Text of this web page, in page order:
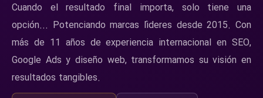
Cuando el resultado final importa, solo tiene una
opción... Potenciando marcas líderes desde 2015. Con
más de 11 años de experiencia internacional en SEO,
Google Ads y diseño web, transformamos su visión en
resultados tangibles.